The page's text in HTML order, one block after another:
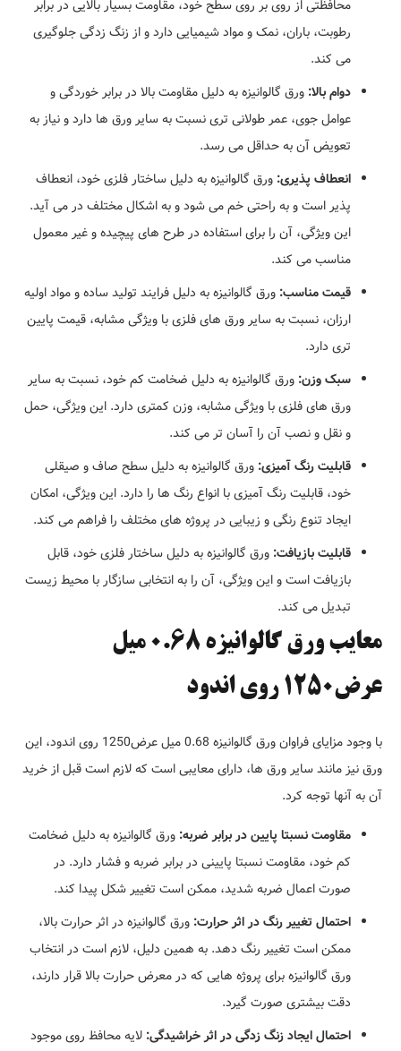
محافظتی از روی بر روی سطح خود، مقاومت بسیار بالایی در برابر
رطوبت، باران، نمک و مواد شیمیایی دارد و از زنگ زدگی جلوگیری
می کند.
دوام بالا: ورق گالوانیزه به دلیل مقاومت بالا در برابر خوردگی و
عوامل جوی، عمر طولانی تری نسبت به سایر ورق ها دارد و نیاز به
تعویض آن به حداقل می رسد.
انعطاف پذیری: ورق گالوانیزه به دلیل ساختار فلزی خود، انعطاف
پذیر است و به راحتی خم می شود و به اشکال مختلف در می آید.
این ویژگی، آن را برای استفاده در طرح های پیچیده و غیر معمول
مناسب می کند.
قیمت مناسب: ورق گالوانیزه به دلیل فرایند تولید ساده و مواد اولیه
ارزان، نسبت به سایر ورق های فلزی با ویژگی مشابه، قیمت پایین
تری دارد.
سبک وزن: ورق گالوانیزه به دلیل ضخامت کم خود، نسبت به سایر
ورق های فلزی با ویژگی مشابه، وزن کمتری دارد. این ویژگی، حمل
و نقل و نصب آن را آسان تر می کند.
قابلیت رنگ آمیزی: ورق گالوانیزه به دلیل سطح صاف و صیقلی
خود، قابلیت رنگ آمیزی با انواع رنگ ها را دارد. این ویژگی، امکان
ایجاد تنوع رنگی و زیبایی در پروژه های مختلف را فراهم می کند.
قابلیت بازیافت: ورق گالوانیزه به دلیل ساختار فلزی خود، قابل
بازیافت است و این ویژگی، آن را به انتخابی سازگار با محیط زیست
تبدیل می کند.
معایب ورق گالوانیزه 0.68 میل
عرض1250 روی اندود
با وجود مزایای فراوان ورق گالوانیزه 0.68 میل عرض1250 روی اندود، این
ورق نیز مانند سایر ورق ها، دارای معایبی است که لازم است قبل از خرید
آن به آنها توجه کرد.
مقاومت نسبتا پایین در برابر ضربه: ورق گالوانیزه به دلیل ضخامت
کم خود، مقاومت نسبتا پایینی در برابر ضربه و فشار دارد. در
صورت اعمال ضربه شدید، ممکن است تغییر شکل پیدا کند.
احتمال تغییر رنگ در اثر حرارت: ورق گالوانیزه در اثر حرارت بالا،
ممکن است تغییر رنگ دهد. به همین دلیل، لازم است در انتخاب
ورق گالوانیزه برای پروژه هایی که در معرض حرارت بالا قرار دارند،
دقت بیشتری صورت گیرد.
احتمال ایجاد زنگ زدگی در اثر خراشیدگی: لایه محافظ روی موجود